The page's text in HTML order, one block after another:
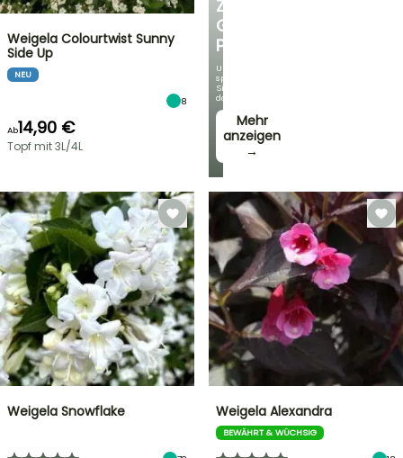
ZU
GÜNSTIGEN
PREISEN
Und
sparen
Sie
dabei!
Mehr
anzeigen
→
Weigela Colourtwist Sunny
Side Up
NEU
8
Ab14,90 €
Topf mit 3L/4L
Weigela Snowflake Weigela Alexandra
BEWÄHRT & WÜCHSIG